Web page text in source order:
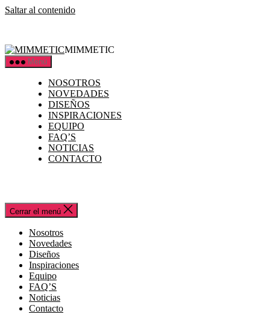
Saltar al contenido
MIMMETIC
Menú
NOSOTROS
NOVEDADES
DISEÑOS
INSPIRACIONES
EQUIPO
FAQ’S
NOTICIAS
CONTACTO
Cerrar el menú
Nosotros
Novedades
Diseños
Inspiraciones
Equipo
FAQ’S
Noticias
Contacto